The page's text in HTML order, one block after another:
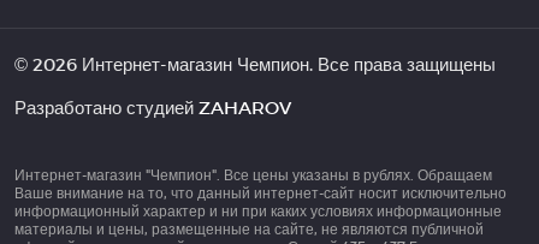
© 2026 Интернет-магазин Чемпион. Все права защищены
Разработано студией ZAHAROV
Интернет-магазин "Чемпион". Все цены указаны в рублях. Обращаем
Ваше внимание на то, что данный интернет-сайт носит исключительно
информационный характер и ни при каких условиях информационные
материалы и цены, размещенные на сайте, не являются публичной